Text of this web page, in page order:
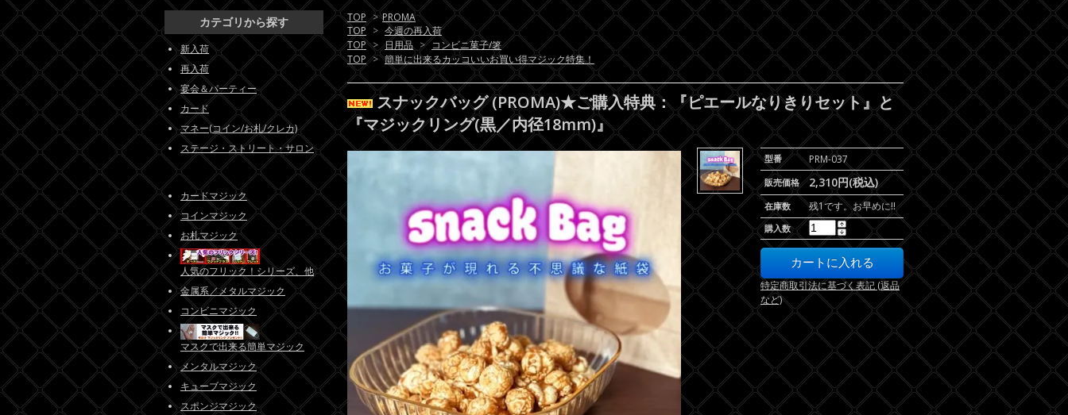
TOP > PROMA
TOP > 今週の再入荷
TOP > 日用品 > コンビニ菓子/箸
TOP > 簡単に出来るカッコいいお買い得マジック特集！
スナックバッグ (PROMA)★ご購入特典：『ピエールなりきりセット』と
『マジックリング(黒／内径18mm)』
型番 PRM-037
販売価格 2,310円(税込)
在庫数 残1です。お早めに!!
購入数
特定商取引法に基づく表記 (返品
など)
カテゴリから探す
新入荷
再入荷
宴会＆パーティー
カード
マネー(コイン/お札/クレカ)
ステージ・ストリート・サロン
カードマジック
コインマジック
お札マジック
人気のフリック！シリーズ、他
金属系／メタルマジック
コンビニマジック
マスクで出来る簡単マジック
メンタルマジック
キューブマジック
スポンジマジック